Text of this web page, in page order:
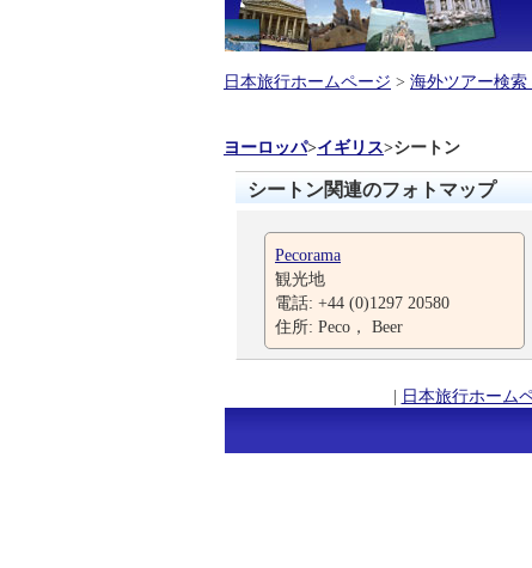
日本旅行ホームページ > 海外ツアー検索
ヨーロッパ>イギリス>シートン
シートン関連のフォトマップ
Pecorama
観光地
電話: +44 (0)1297 20580
住所: Peco， Beer
| 日本旅行ホーム